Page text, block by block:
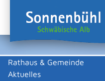
Rathaus & Gemeinde
Aktuelles
Sie sind hier: